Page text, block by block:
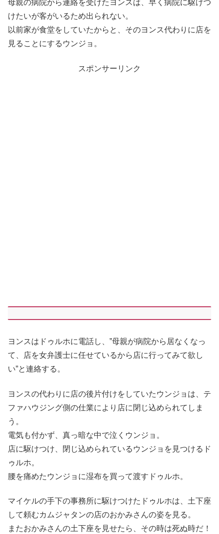
母親の病院から連絡を受けたヨンスは、早く病院に駆けつ
けたいが客がいるため出られない。
以前家が食堂をしていたからと、そのヨンス代わりに店を
見ることにするウンジョ。
スポンサーリンク
ヨンスはドゥルホに電話し、”母親が病院から居なくなっ
て、店を女弁護士に任せているから店に行ってみて欲し
い”と連絡する。
ヨンスの代わりに店の後片付けをしていたウンジョは、テ
ファハウジング側の仕業により店に閉じ込められてしま
う。
電気も付かず、真っ暗な中で泣くウンジョ。
店に駆けつけ、閉じ込められているウンジョを見つけるド
ゥルホ。
腰を痛めたウンジョに湿布を買って渡すドゥルホ。
マイケルの手下の事務所に駆けつけたドゥルホは、土下座
して頼むカムジャタンの店のおかみさんの姿を見る。
またおかみさんの土下座を見せたら、その時は死ぬ時だ！